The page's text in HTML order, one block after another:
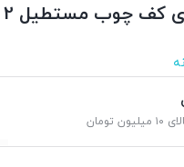
کف چوب مستطیل 2 طبقه